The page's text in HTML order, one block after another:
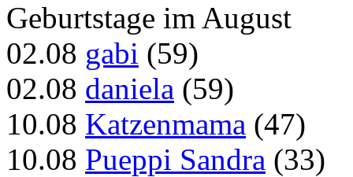
Geburtstage im August
02.08 gabi (59)
02.08 daniela (59)
10.08 Katzenmama (47)
10.08 Pueppi Sandra (33)